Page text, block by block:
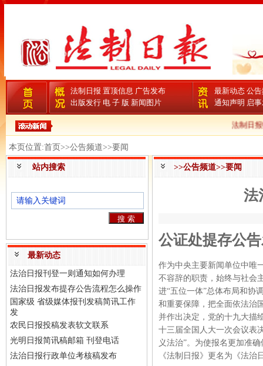
法制日报 置顶信息 广告发布
出版发行 电 子 版 新闻图片
最新动态 公
通知声明 启
法制日报
本页位置:首页>>公告频道>>要闻
站内搜索
最新动态
法治日报刊登一则通知如何办理
法治日报发布提存公告流程怎么操作
国家级 省级媒体报刊发稿简讯工作
发
农民日报投稿发表软文联系
光明日报简讯稿邮箱 刊登电话
法治日报行政单位考核稿发布
>>公告频道>>要闻
法
公证处提存公
作为中央主要新闻单位中唯
不容辞的职责，始终与社会
进“五位一体”总体布局和协
和重要保障，把全面依法治
并作出决定，党的十九大描
十三届全国人大一次会议表
义法治”。为使报名更加准
《法制日报》更名为《法治